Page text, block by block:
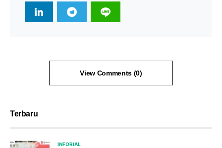
View Comments (0)
Terbaru
INFORIAL